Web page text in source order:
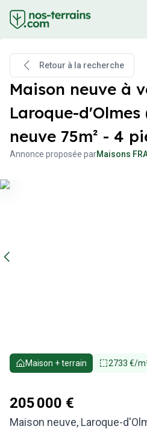
Retour à la recherche
Maison neuve à
Laroque-d'Olmes
neuve 75m² - 4
Annonce proposée parMaisons
Maison + terrain 2733 €/
205 000 €
Maison neuve, Laroque-